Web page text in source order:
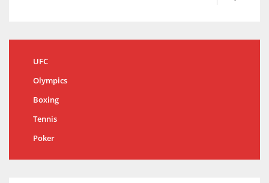
UFC
Olympics
Boxing
Tennis
Poker